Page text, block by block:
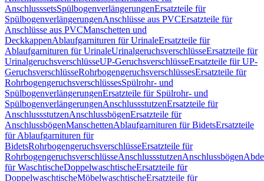
AnschlusssetsSpülbogenverlängerungenErsatzteile für
SpülbogenverlängerungenAnschlüsse aus PVCErsatzteile für
Anschlüsse aus PVCManschetten und
DeckkappenAblaufgarnituren für UrinaleErsatzteile für
Ablaufgarnituren für UrinaleUrinalgeruchsverschlüsseErsatzteile für
UrinalgeruchsverschlüsseUP-GeruchsverschlüsseErsatzteile für UP-
GeruchsverschlüsseRohrbogengeruchsverschlüssesErsatzteile für
RohrbogengeruchsverschlüssesSpülrohr- und
SpülbogenverlängerungenErsatzteile für Spülrohr- und
SpülbogenverlängerungenAnschlussstutzenErsatzteile für
AnschlussstutzenAnschlussbögenErsatzteile für
AnschlussbögenManschettenAblaufgarnituren für BidetsErsatzteile
für Ablaufgarnituren für
BidetsRohrbogengeruchsverschlüsseErsatzteile für
RohrbogengeruchsverschlüsseAnschlussstutzenAnschlussbögen
für WaschtischeDoppelwaschtischeErsatzteile für
DoppelwaschtischeMöbelwaschtischeErsatzteile für